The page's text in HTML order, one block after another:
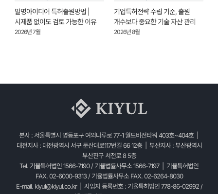
발명아이디어 특허출원방법 |
시제품 없이도 검토 가능한 이유
2026년 7월
기업특허전략 수립 기준, 출원
개수보다 중요한 기술 자산 관리
2026년 8월
본사 : 서울특별시 영등포구 여의나루로 77-1 월드비전타워 403호~404호 |
대전지사 : 대전광역시 서구 둔산대로117번길 66 12층 | 부산지사 : 부산광역시
부산진구 서전로 8 5층
Tel. 기율특허법인 1566-7190 / 기율법률사무소 1566-7197 | 기율특허법인
FAX. 02-6000-9313 / 기율법률사무소 FAX. 02-6264-8030
E-mail. kiyul@kiyul.co.kr| 사업자 등록번호 : 기율특허법인 778-86-02992 /